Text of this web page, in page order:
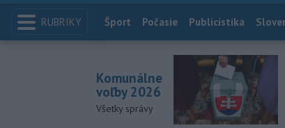
RUBRIKY Index
Šport Počasie Publicistika
Komunálne
voľby 2026
Všetky správy